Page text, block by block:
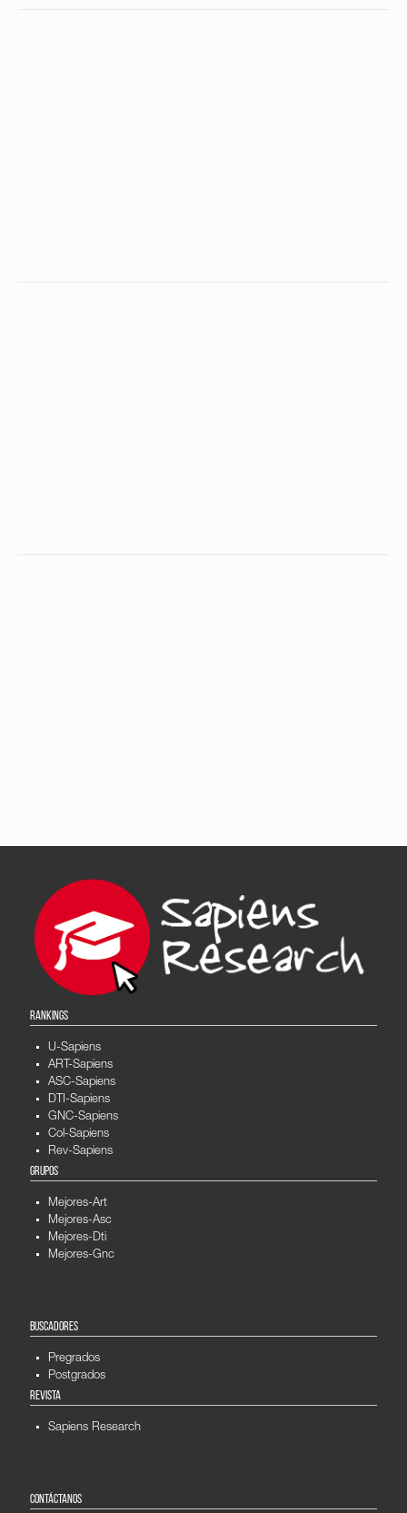
RANKINGS
U-Sapiens
ART-Sapiens
ASC-Sapiens
DTI-Sapiens
GNC-Sapiens
Col-Sapiens
Rev-Sapiens
GRUPOS
Mejores-Art
Mejores-Asc
Mejores-Dti
Mejores-Gnc
BUSCADORES
Pregrados
Postgrados
REVISTA
Sapiens Research
CONTÁCTANOS